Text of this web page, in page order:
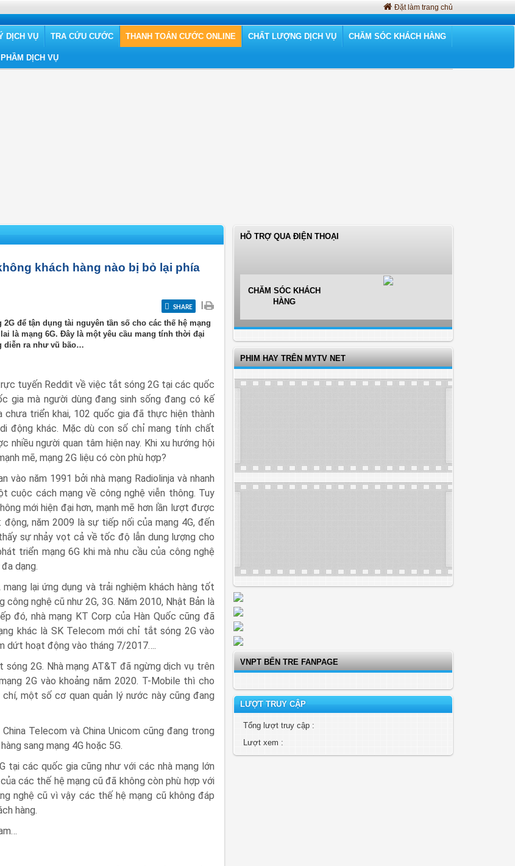
Đặt làm trang chủ
DỊCH VỤ TRA CỨU CƯỚC THANH TOÁN CƯỚC ONLINE CHẤT LƯỢNG DỊCH VỤ CHĂM SÓC KHÁCH HÀNG
DỊCH VỤ
khách hàng nào bị bỏ lại phía
SHARE
để tận dụng tài nguyên tần số cho các thế hệ mạng
là mạng 6G. Đây là một yêu cầu mang tính thời đại
diễn ra như vũ bão…
tuyến Reddit về việc tắt sóng 2G tại các quốc
mà người dùng đang sinh sống đang có kế
triển khai, 102 quốc gia đã thực hiện thành
động khác. Mặc dù con số chỉ mang tính chất
người quan tâm hiện nay. Khi xu hướng hội
mẽ, mạng 2G liệu có còn phù hợp?
năm 1991 bởi nhà mạng Radiolinja và nhanh
cuộc cách mạng về công nghệ viễn thông. Tuy
mới hiện đại hơn, mạnh mẽ hơn lần lượt được
năm 2009 là sự tiếp nối của mạng 4G, đến
sự nhảy vọt cả về tốc độ lẫn dung lượng cho
triển mạng 6G khi mà nhu cầu của công nghệ
dạng.
lại ứng dụng và trải nghiệm khách hàng tốt
nghệ cũ như 2G, 3G. Năm 2010, Nhật Bản là
đó, nhà mạng KT Corp của Hàn Quốc cũng đã
khác là SK Telecom mới chỉ tắt sóng 2G vào
dứt hoạt động vào tháng 7/2017….
2G. Nhà mạng AT&T đã ngừng dịch vụ trên
2G vào khoảng năm 2020. T-Mobile thì cho
một số cơ quan quản lý nước này cũng đang
Telecom và China Unicom cũng đang trong
sang mạng 4G hoặc 5G.
tại các quốc gia cũng như với các nhà mạng lớn
các thế hệ mạng cũ đã không còn phù hợp với
nghệ cũ vì vậy các thế hệ mạng cũ không đáp
hàng.
HỖ TRỢ QUA ĐIỆN THOẠI
CHĂM SÓC KHÁCH
HÀNG
PHIM HAY TRÊN MYTV NET
VNPT BẾN TRE FANPAGE
LƯỢT TRUY CẬP
Tổng lượt truy cập :
Lượt xem :